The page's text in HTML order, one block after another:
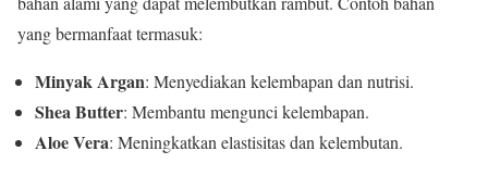
yang bermanfaat termasuk:
Minyak Argan: Menyediakan kelembapan dan nutrisi.
Shea Butter: Membantu mengunci kelembapan.
Aloe Vera: Meningkatkan elastisitas dan kelembutan.